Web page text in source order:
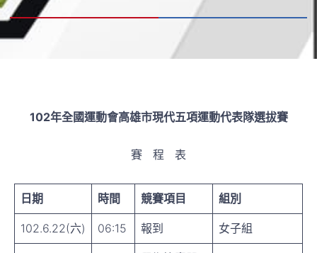
102年全國運動會高雄市現代五項運動代表隊選拔賽
賽 程 表
日期 時間 競賽項目 組別
102.6.22(六) 06:15 報到 女子組